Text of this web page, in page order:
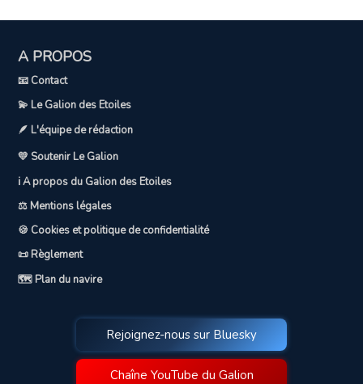
A PROPOS
📧 Contact
💫 Le Galion des Etoiles
🪶 L'équipe de rédaction
💛 Soutenir Le Galion
ℹ️ A propos du Galion des Etoiles
⚖️ Mentions légales
🍪 Cookies et politique de confidentialité
📜 Règlement
🗺️ Plan du navire
Rejoignez-nous sur Bluesky
Chaîne YouTube du Galion